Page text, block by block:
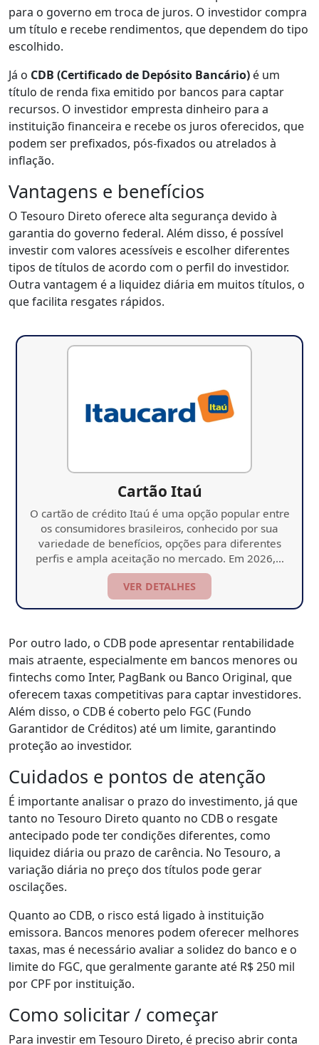
para o governo em troca de juros. O investidor compra
um título e recebe rendimentos, que dependem do tipo
escolhido.
Já o CDB (Certificado de Depósito Bancário) é um
título de renda fixa emitido por bancos para captar
recursos. O investidor empresta dinheiro para a
instituição financeira e recebe os juros oferecidos, que
podem ser prefixados, pós-fixados ou atrelados à
inflação.
Vantagens e benefícios
O Tesouro Direto oferece alta segurança devido à
garantia do governo federal. Além disso, é possível
investir com valores acessíveis e escolher diferentes
tipos de títulos de acordo com o perfil do investidor.
Outra vantagem é a liquidez diária em muitos títulos, o
que facilita resgates rápidos.
Cartão Itaú
O cartão de crédito Itaú é uma opção popular entre
os consumidores brasileiros, conhecido por sua
variedade de benefícios, opções para diferentes
perfis e ampla aceitação no mercado. Em 2026,…
VER DETALHES
Por outro lado, o CDB pode apresentar rentabilidade
mais atraente, especialmente em bancos menores ou
fintechs como Inter, PagBank ou Banco Original, que
oferecem taxas competitivas para captar investidores.
Além disso, o CDB é coberto pelo FGC (Fundo
Garantidor de Créditos) até um limite, garantindo
proteção ao investidor.
Cuidados e pontos de atenção
É importante analisar o prazo do investimento, já que
tanto no Tesouro Direto quanto no CDB o resgate
antecipado pode ter condições diferentes, como
liquidez diária ou prazo de carência. No Tesouro, a
variação diária no preço dos títulos pode gerar
oscilações.
Quanto ao CDB, o risco está ligado à instituição
emissora. Bancos menores podem oferecer melhores
taxas, mas é necessário avaliar a solidez do banco e o
limite do FGC, que geralmente garante até R$ 250 mil
por CPF por instituição.
Como solicitar / começar
Para investir em Tesouro Direto, é preciso abrir conta